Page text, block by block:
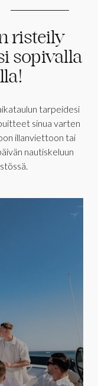
risteily
sopivalla
tarpeidesi
sinua varten
illanviettoon tai
nautiskeluun